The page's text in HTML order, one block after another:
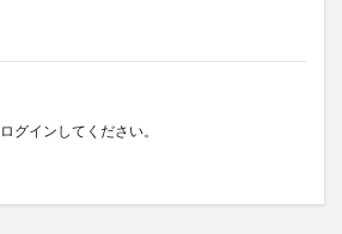
ログイン してください。